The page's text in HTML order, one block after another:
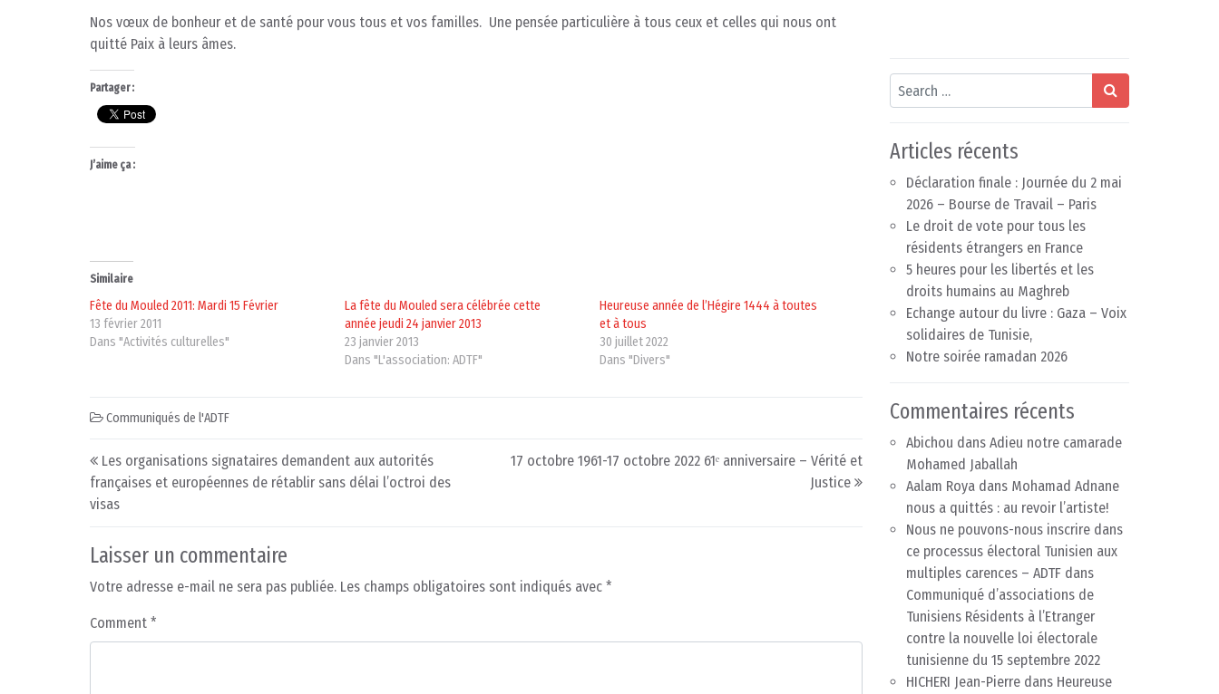
Nos vœux de bonheur et de santé pour vous tous et vos familles. Une pensée particulière à tous ceux et celles qui nous ont
quitté Paix à leurs âmes.
Partager :
J’aime ça :
Similaire
Fête du Mouled 2011: Mardi 15 Février
13 février 2011
Dans "Activités culturelles"
La fête du Mouled sera célébrée cette
année jeudi 24 janvier 2013
23 janvier 2013
Dans "L'association: ADTF"
Heureuse année de l’Hégire 1444 à toutes
et à tous
30 juillet 2022
Dans "Divers"
Communiqués de l'ADTF
Post navigation
Les organisations signataires demandent aux autorités
françaises et européennes de rétablir sans délai l’octroi des
visas
17 octobre 1961-17 octobre 2022 61ᵉ anniversaire – Vérité et
Justice
Laisser un commentaire
Votre adresse e-mail ne sera pas publiée. Les champs obligatoires sont indiqués avec *
Comment *
Search
Articles récents
Déclaration finale : Journée du 2 mai
2026 – Bourse de Travail – Paris
Le droit de vote pour tous les
résidents étrangers en France
5 heures pour les libertés et les
droits humains au Maghreb
Echange autour du livre : Gaza – Voix
solidaires de Tunisie,
Notre soirée ramadan 2026
Commentaires récents
Abichou dans Adieu notre camarade
Mohamed Jaballah
Aalam Roya dans Mohamad Adnane
nous a quittés : au revoir l’artiste!
Nous ne pouvons-nous inscrire dans
ce processus électoral Tunisien aux
multiples carences – ADTF dans
Communiqué d’associations de
Tunisiens Résidents à l’Etranger
contre la nouvelle loi électorale
tunisienne du 15 septembre 2022
HICHERI Jean-Pierre dans Heureuse